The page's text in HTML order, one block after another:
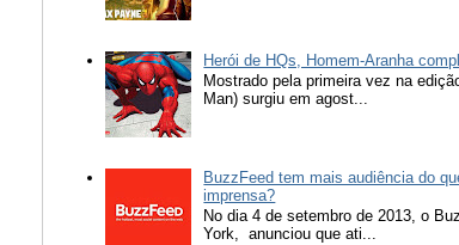
Herói de HQs, Homem-Aranha
Mostrado pela primeira vez na
Man) surgiu em agost...
BuzzFeed tem mais audiência do
imprensa?
No dia 4 de setembro de 2013, o
York, anunciou que ati...